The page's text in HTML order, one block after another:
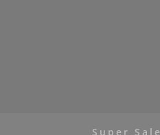
Super Sale